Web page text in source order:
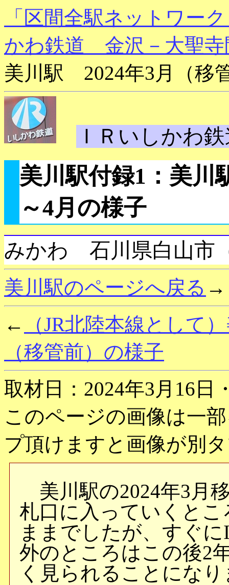
「区間全駅ネットワー
かわ鉄道 金沢－大聖寺
美川駅 2024年3月（移
ＩＲいしかわ
美川駅付録1：美
～4月の様子
みかわ 石川県白山市
美川駅のページへ戻る →
←
（JR北陸本線として
（移管前）の様子
取材日：2024年3月16日
このページの画像は一
プ頂けますと画像が別
美川駅の2024年3月
札口に入っていくとこ
ままでしたが、すぐ
外のところはこの後2
く見られることにな